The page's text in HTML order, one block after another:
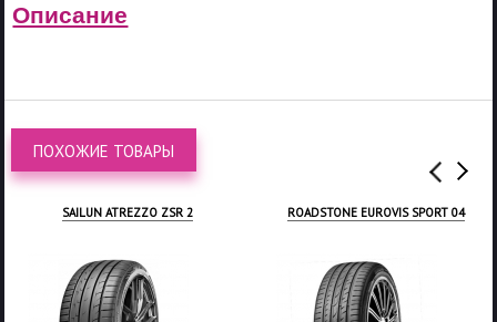
Описание
ПОХОЖИЕ ТОВАРЫ
SAILUN ATREZZO ZSR 2 ROADSTONE EUROVIS SPORT 04